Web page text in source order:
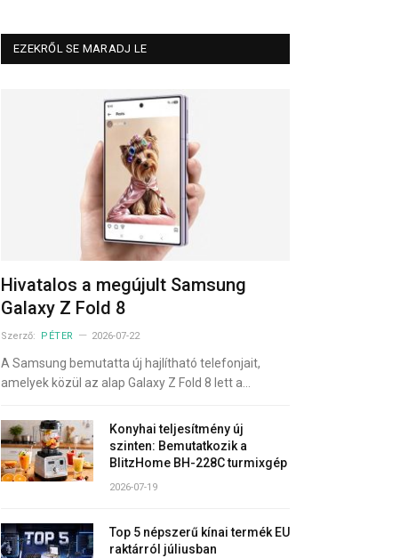
EZEKRŐL SE MARADJ LE
Hivatalos a megújult Samsung
Galaxy Z Fold 8
Szerző: PÉTER 2026-07-22
A Samsung bemutatta új hajlítható telefonjait,
amelyek közül az alap Galaxy Z Fold 8 lett a…
Konyhai teljesítmény új
szinten: Bemutatkozik a
BlitzHome BH-228C turmixgép
2026-07-19
Top 5 népszerű kínai termék EU
raktárról júliusban